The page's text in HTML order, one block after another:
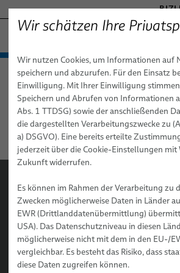
− ENGINEERED SOLUTIONS
FABRIKAUTOMATION & MASCHINENBAU
GESUNDHEITSWESEN
MOBILITÄT
HALBLEITERTECHNIK
TELECOM & NETWORKING
SILICONE CABLE SOLUTIONS
Produkte & Dienstleistungen
Schiffskabel
BizLink SeaLine® Kabel für kritische
BizLink SeaLine® Ex-Kabel
BizLink SeaLine® Buskabel
BizLink SeaLine® BWTS Kabel
BizLink SeaLine® Ethernet (category)
BizLink SeaLine® CCTV Kamerakabel
BizLink SeaLine® Koaxialkabel
Schiffskabelsysteme
Kabelsystem zur Kontrolle von
Tauchleitungssystem
Feuerbeständige Kabelsysteme PH 180
Spiralkabelsystem
Dienstleistungen
Logistik
Forschung & Entwicklung
Zertifizierungen
Anwendungen
Ziviler Schiffbau
Militärischer Schiffbau
Meerestechnik & Seismik
Offshore
Terminals
Tunnelanwendungen
Vertriebsnetz
Marine Anwendungen Ziviler Schiffbau
Ziviler Schiffbau
Wir schätzen Ihre
Wir nutzen Cookies, um Informationen auf
speichern und abzurufen. Für den Einsatz
Einwilligung. Mit Ihrer Einwilligung
Speichern und Abrufen von Informationen
Abs. 1 TTDSG) sowie der anschließenden
die dargestellten Verarbeitungszwecke zu
a) DSGVO). Eine bereits erteilte
jederzeit über die Cookie-Einstellungen
Zukunft widerrufen.
Es können im Rahmen der Verarbeitung zu
Zwecken möglicherweise Daten in Länder
EWR (Drittlanddatenübermittlung)
USA). Das Datenschutzniveau in diesen
möglicherweise nicht mit dem in den EU-/
vergleichbar. Es besteht das Risiko, dass
diese Daten zugreifen können.